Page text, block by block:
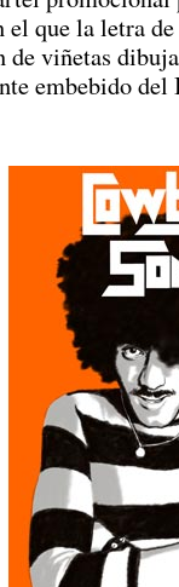
el que la letra
de viñetas
embebido